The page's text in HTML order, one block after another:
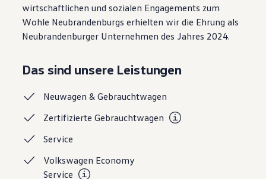
wirtschaftlichen und sozialen Engagements zum
Wohle Neubrandenburgs erhielten wir die Ehrung als
Neubrandenburger Unternehmen des Jahres 2024.
Das sind unsere Leistungen
Neuwagen &Gebrauchtwagen
ZertifizierteGebrauchtwagen
Service
Volkswagen Economy
Service